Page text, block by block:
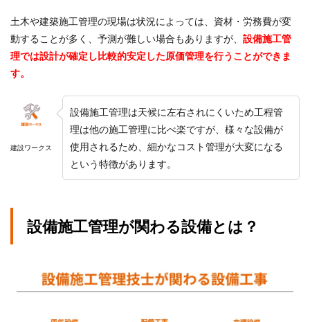
土木や建築施工管理の現場は状況によっては、資材・労務費が変
動することが多く、予測が難しい場合もありますが、 設備施工管
理では設計が確定し比較的安定した原価管理を行うことができま
す。
建設ワークス
設備施工管理は天候に左右されにくいため工程管
理は他の施工管理に比べ楽ですが、様々な設備が
使用されるため、細かなコスト管理が大変になる
という特徴があります。
設備施工管理が関わる設備とは？